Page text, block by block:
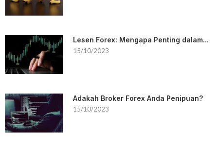
Lesen Forex: Mengapa Penting dalam...
15/10/2023
Adakah Broker Forex Anda Penipuan?
15/10/2023